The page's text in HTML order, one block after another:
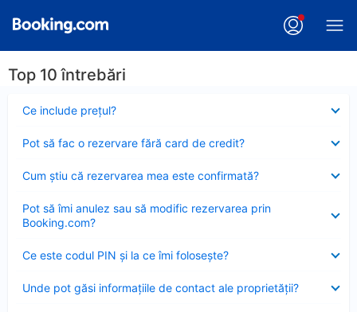
Top 10 întrebări
Ce include preţul?
închis
Pot să fac o rezervare fără card de credit?
închis
Cum ştiu că rezervarea mea este confirmată?
închis
Pot să îmi anulez sau să modific rezervarea prin
Booking.com?
închis
Ce este codul PIN şi la ce îmi foloseşte?
închis
Unde pot găsi informațiile de contact ale proprietății?
închis